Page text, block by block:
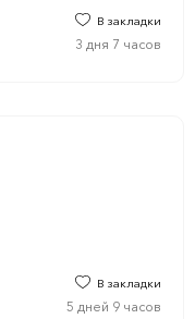
В закладки
3 дня 7 часов
В закладки
5 дней 9 часов